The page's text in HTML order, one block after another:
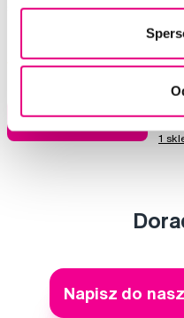
szczotkowania
5,0/5 (380x)
Do koszyka
1
Napisz do